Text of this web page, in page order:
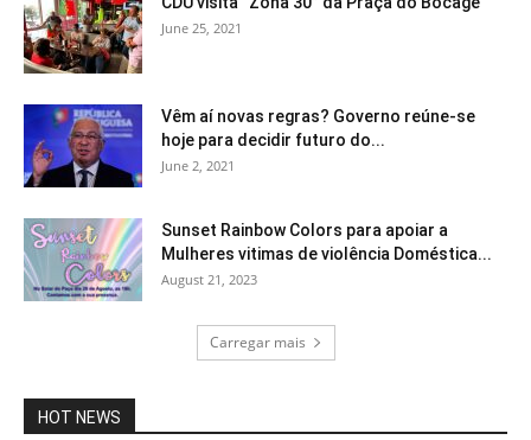
June 25, 2021
Vêm aí novas regras? Governo reúne-se
hoje para decidir futuro do...
June 2, 2021
Sunset Rainbow Colors para apoiar a
Mulheres vitimas de violência Doméstica...
August 21, 2023
Carregar mais
HOT NEWS